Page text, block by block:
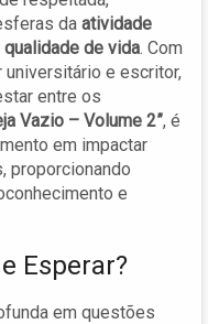
da atividade
qualidade de vida. Com
e escritor,
entre os
Vazio – Volume 2”, é
em impactar
proporcionando
e
Esperar?
em questões